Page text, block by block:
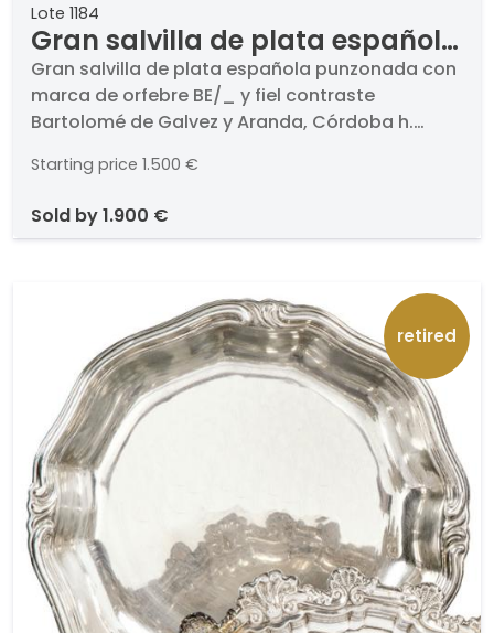
Lote 1184
Gran salvilla de plata española
punzonada con marca de
orfebre BE/_ y fiel contraste
Bartolomé de Galvez y Aranda,
Córdoba h. 1759-1772.
Gran salvilla de plata española punzonada con
marca de orfebre BE/_ y fiel contraste
Bartolomé de Galvez y Aranda, Córdoba h.
rematadas en voluta.. Peso: 2,205 Kg.. Medidas:
Starting price 1.500 €
sold by1.900 €
retired